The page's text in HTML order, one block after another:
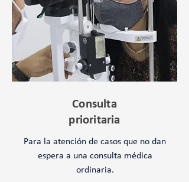
Consulta
prioritaria
Para la atención de casos que no dan
espera a una consulta médica
ordinaria.